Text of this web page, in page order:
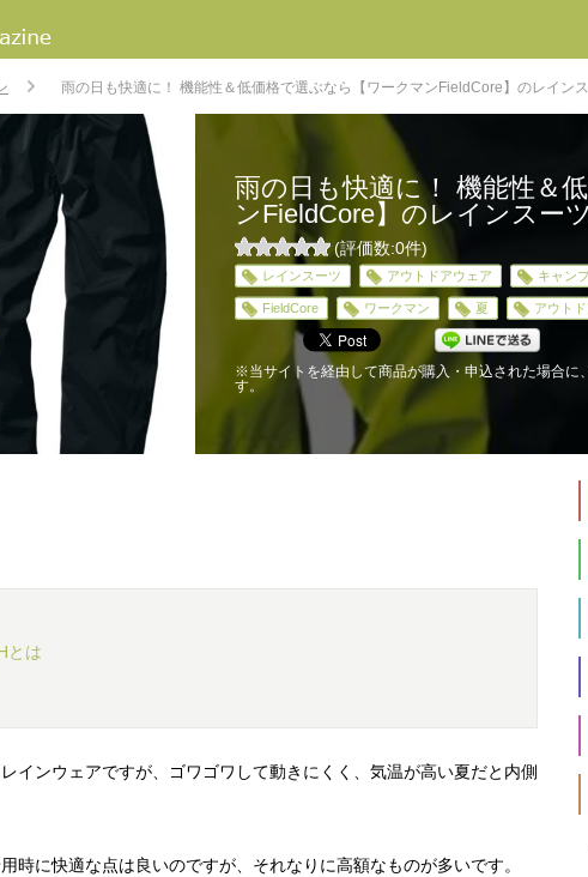
雨の日も快適に！ 機能性＆低価格で選ぶなら【ワークマンFieldCore】のレイン
雨の日も快適に！ 機能性＆
ンFieldCore】のレインスー
0
5
(評価数:0件)
レインスーツ アウトドアウェア キャン
FieldCore ワークマン 夏 アウト
※当サイトを経由して商品が購入・申込された場合に
す。
とは
インウェアですが、ゴワゴワして動きにくく、気温が高い夏だと内側
時に快適な点は良いのですが、それなりに高額なものが多いです。